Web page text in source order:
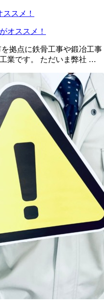
オススメ！
拠点に鉄骨工事や鍛冶工事
業です。 ただいま弊社 …